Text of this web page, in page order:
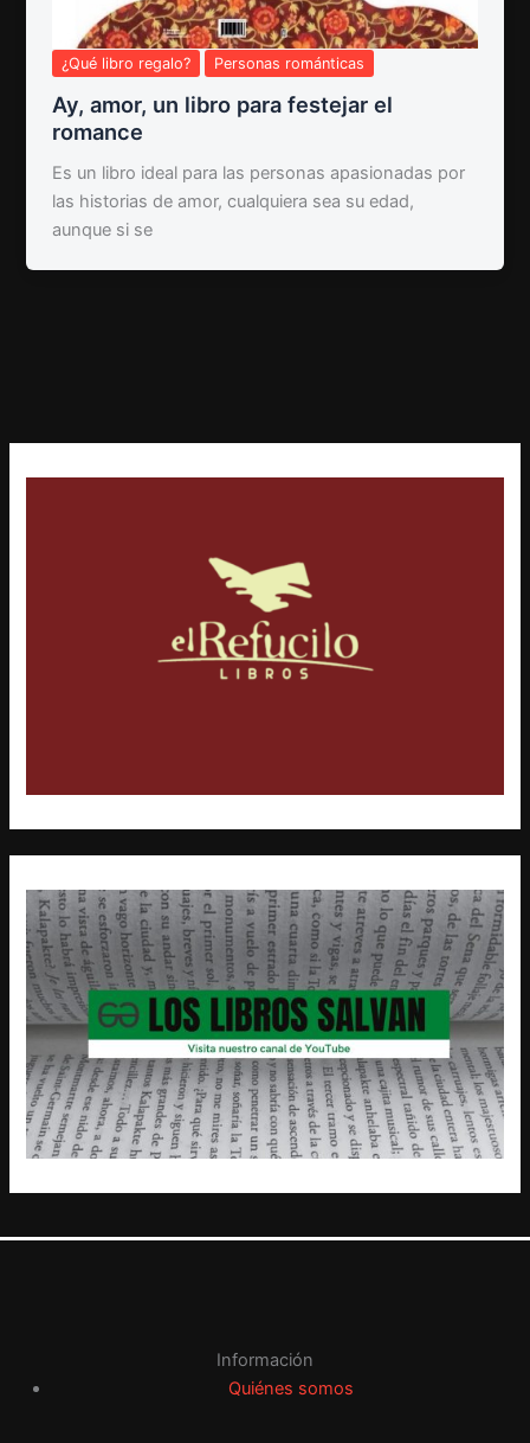
¿Qué libro regalo? Personas románticas
Ay, amor, un libro para festejar el
romance
Es un libro ideal para las personas apasionadas por
las historias de amor, cualquiera sea su edad,
aunque si se
Información
Quiénes somos